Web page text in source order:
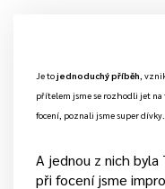
Je tojednoduchý příběh ,
přítelem jsme se rozhodli jet
focení, poznali jsme super dívky.
A jednou z nich
při focení jsme